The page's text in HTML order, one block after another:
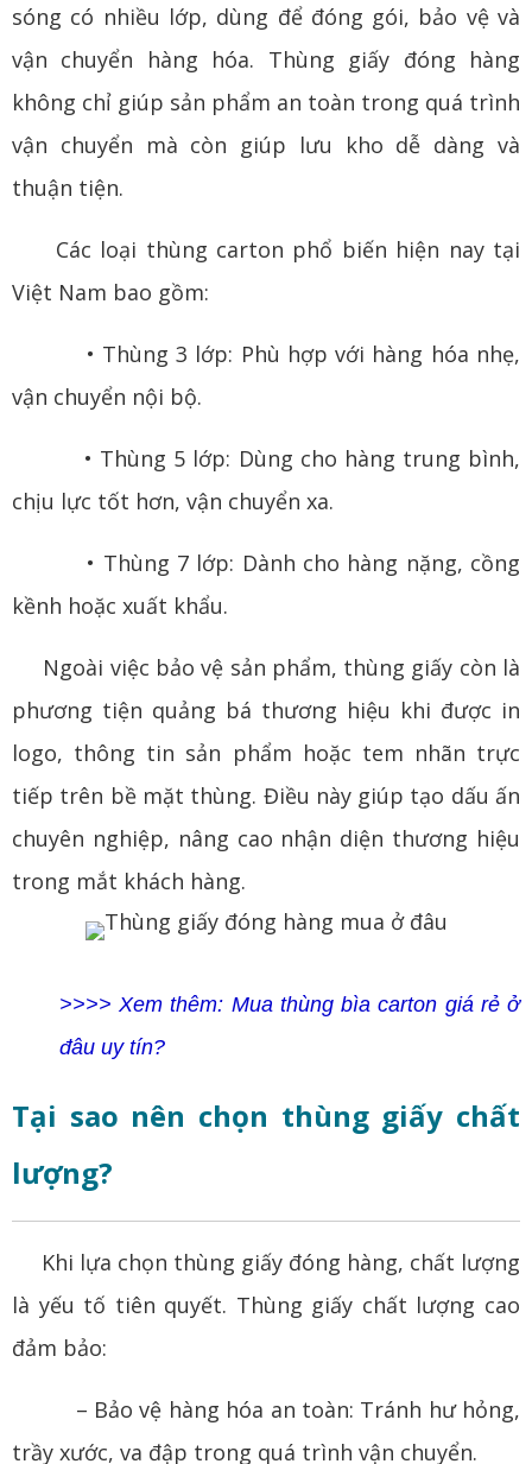
sóng có nhiều lớp, dùng để đóng gói, bảo vệ và
vận chuyển hàng hóa. Thùng giấy đóng hàng
không chỉ giúp sản phẩm an toàn trong quá trình
vận chuyển mà còn giúp lưu kho dễ dàng và
thuận tiện.
Các loại thùng carton phổ biến hiện nay tại
Việt Nam bao gồm:
• Thùng 3 lớp: Phù hợp với hàng hóa nhẹ,
vận chuyển nội bộ.
• Thùng 5 lớp: Dùng cho hàng trung bình,
chịu lực tốt hơn, vận chuyển xa.
• Thùng 7 lớp: Dành cho hàng nặng, cồng
kềnh hoặc xuất khẩu.
Ngoài việc bảo vệ sản phẩm, thùng giấy còn là
phương tiện quảng bá thương hiệu khi được in
logo, thông tin sản phẩm hoặc tem nhãn trực
tiếp trên bề mặt thùng. Điều này giúp tạo dấu ấn
chuyên nghiệp, nâng cao nhận diện thương hiệu
trong mắt khách hàng.
>>>> Xem thêm: Mua thùng bìa carton giá rẻ ở
đâu uy tín?
Tại sao nên chọn thùng giấy chất
lượng?
Khi lựa chọn thùng giấy đóng hàng, chất lượng
là yếu tố tiên quyết. Thùng giấy chất lượng cao
đảm bảo:
– Bảo vệ hàng hóa an toàn: Tránh hư hỏng,
trầy xước, va đập trong quá trình vận chuyển.